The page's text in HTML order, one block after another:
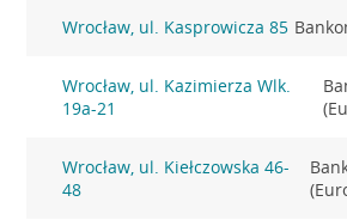
Wrocław, ul. Kasprowicza 85
Wrocław, ul. Kazimierza Wlk.
19a-21
Wrocław, ul. Kiełczowska 46-
48